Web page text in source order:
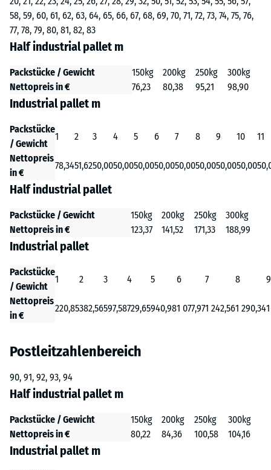
58, 59, 60, 61, 62, 63, 64, 65, 66, 67, 68, 69, 70, 71, 72, 73, 74, 75, 76,
77, 78, 79, 80, 81, 82, 83
Half industrial pallet m
Packstücke / Gewicht 150kg 200kg 250kg
300kg
Nettopreis in €
76,23 80,38 95,21 98,90
Industrial pallet m
Packstücke
/ Gewicht
1 2 3 4 5 6 7 8 9 10
11
Nettopreis
in €
78,3451,6250,0050,0050,0050,0050,0050,0050,0050,00
Half industrial pallet
Packstücke / Gewicht 150kg 200kg 250kg
300kg
Nettopreis in €
123,37 141,52 171,33 188,99
Industrial pallet
Packstücke
/ Gewicht
1 2 3 4 5 6 7 8
9
Nettopreis
in €
220,85382,56597,58729,65940,981 077,971 242,561 290,34
Postleitzahlenbereich
90, 91, 92, 93, 94
Half industrial pallet m
Packstücke / Gewicht 150kg 200kg 250kg
300kg
Nettopreis in €
80,22 84,36 100,58 104,16
Industrial pallet m